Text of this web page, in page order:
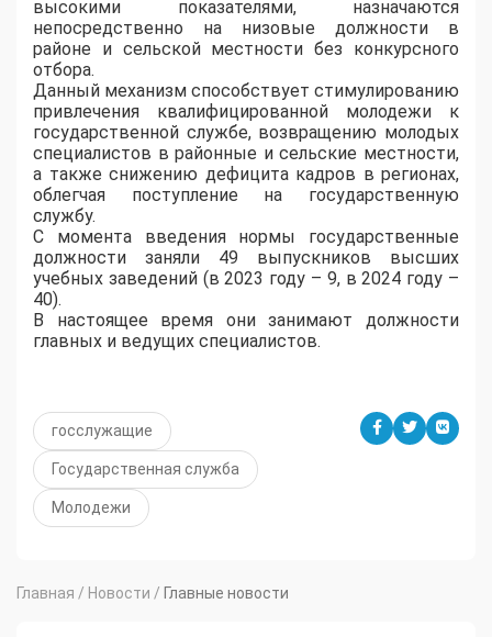
высокими показателями, назначаются
непосредственно на низовые должности в
районе и сельской местности без конкурсного
отбора.
Данный механизм способствует стимулированию
привлечения квалифицированной молодежи к
государственной службе, возвращению молодых
специалистов в районные и сельские местности,
а также снижению дефицита кадров в регионах,
облегчая поступление на государственную
службу.
С момента введения нормы государственные
должности заняли 49 выпускников высших
учебных заведений (в 2023 году – 9, в 2024 году –
40).
В настоящее время они занимают должности
главных и ведущих специалистов.
госслужащие
Государственная служба
Молодежи
Главная / Новости / Главные новости